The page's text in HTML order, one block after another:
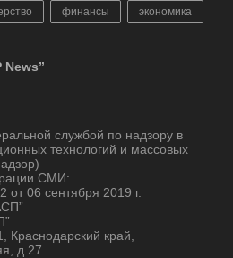
финансы экономика
News”
службой по надзору в
технологий и массовых
СМИ:
06 сентября 2019 г.
Краснодарский край,
д.27